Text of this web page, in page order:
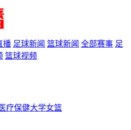
播 足球新闻 篮球新闻 全部赛事 足
篮球视频
疗保健大学女篮